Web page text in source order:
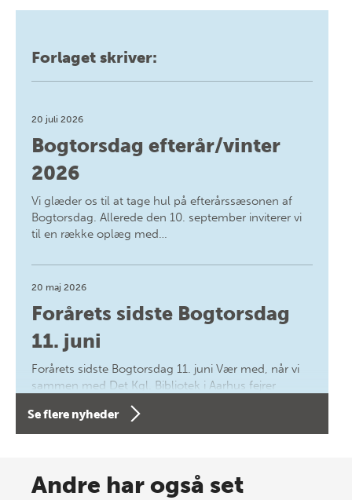
Forlaget skriver:
20 juli 2026
Bogtorsdag efterår/vinter
2026
Vi glæder os til at tage hul på efterårssæsonen af
Bogtorsdag. Allerede den 10. september inviterer vi
til en række oplæg med…
20 maj 2026
Forårets sidste Bogtorsdag
11. juni
Forårets sidste Bogtorsdag 11. juni Vær med, når vi
sammen med Det Kgl. Bibliotek i Aarhus fejrer
forfatterne bag vores nyes…
Spar op til 70% til sommer-
Se flere nyheder
Andre har også set